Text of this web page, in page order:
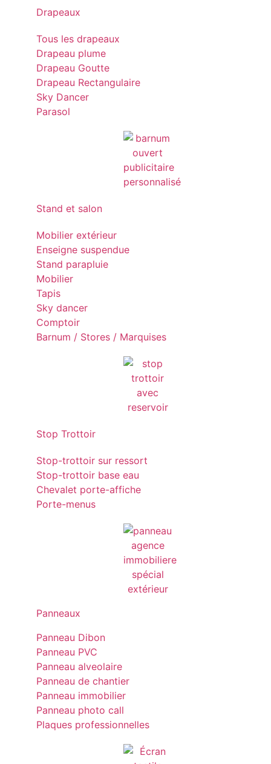
Drapeaux
Tous les drapeaux
Drapeau plume
Drapeau Goutte
Drapeau Rectangulaire
Sky Dancer
Parasol
Stand et salon
Mobilier extérieur
Enseigne suspendue
Stand parapluie
Mobilier
Tapis
Sky dancer
Comptoir
Barnum / Stores / Marquises
Stop Trottoir
Stop-trottoir sur ressort
Stop-trottoir base eau
Chevalet porte-affiche
Porte-menus
Panneaux
Panneau Dibon
Panneau PVC
Panneau alveolaire
Panneau de chantier
Panneau immobilier
Panneau photo call
Plaques professionnelles